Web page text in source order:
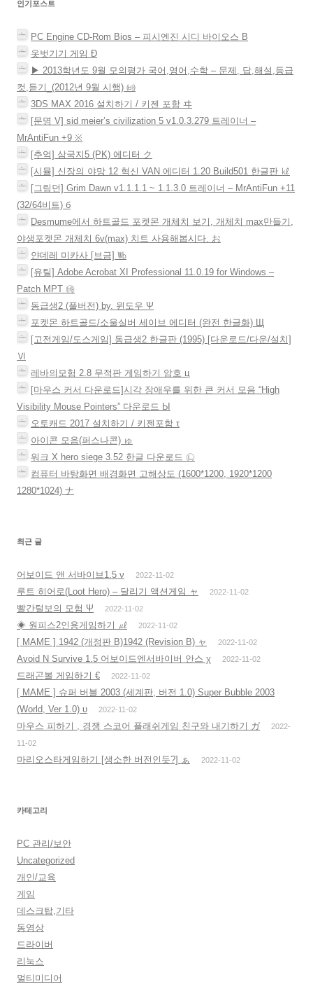
인기포스트
PC Engine CD-Rom Bios – 피시엔진 시디 바이오스 Β
옷벗기기 게임 Ð
▶ 2013학년도 9월 모의평가 국어,영어,수학 – 문제, 답,해설,등급
컷,듣기_(2012년 9월 시행) ㈓
3DS MAX 2016 설치하기 / 키젠 포함 ヰ
[문명 V] sid meier’s civilization 5 v1.0.3.279 트레이너 –
MrAntiFun +9 ※
[추억] 삼국지5 (PK) 에디터 ク
[시뮬] 신장의 야망 12 혁신 VAN 에디터 1.20 Build501 한글판 ㎘
[그림던] Grim Dawn v1.1.1.1 ~ 1.1.3.0 트레이너 – MrAntiFun +11
(32/64비트) б
Desmume에서 하트골드 포켓몬 개체치 보기, 개체치 max만들기,
야생포켓몬 개체치 6v(max) 치트 사용해봅시다. お
얀데레 미카사 [브금] ㏝
[유틸] Adobe Acrobat XI Professional 11.0.19 for Windows –
Patch MPT ㉳
동급생2 (풀버전) by. 윈도우 Ψ
포켓몬 하트골드/소울실버 세이브 에디터 (완전 한글화) Щ
[고전게임/도스게임] 동급생2 한글판 (1995) [다운로드/다운/설치]
Ⅵ
레바의모험 2.8 무적판 게임하기 암호 ц
[마우스 커서 다운로드]시각 장애우를 위한 큰 커서 모음 “High
Visibility Mouse Pointers” 다운로드 Ы
오토캐드 2017 설치하기 / 키젠포함 τ
아이콘 모음(퍼스나콘) ゅ
워크 X hero siege 3.52 한글 다운로드 ㉡
컴퓨터 바탕화면 배경화면 고해상도 (1600*1200, 1920*1200
1280*1024) ナ
최근 글
어보이드 앤 서바이브1.5 ν 2022-11-02
루트 히어로(Loot Hero) – 달리기 액션게임 ャ 2022-11-02
빨간털보의 모험 Ψ 2022-11-02
◈ 원피스2인용게임하기 ㎕ 2022-11-02
[ MAME ] 1942 (개정판 B)1942 (Revision B) ャ 2022-11-02
Avoid N Survive 1.5 어보이드엔서바이버 안스 χ 2022-11-02
드래곤볼 게임하기 € 2022-11-02
[ MAME ] 슈퍼 버블 2003 (세계판, 버전 1.0) Super Bubble 2003
(World, Ver 1.0) υ
2022-11-02
마우스 피하기 , 경쟁 스코어 플래쉬게임 친구와 내기하기 ガ
2022-
11-02
마리오스타게임하기 [생소한 버전인듯?] ぁ 2022-11-02
카테고리
PC 관리/보안
Uncategorized
개인/교육
게임
데스크탑,기타
동영상
드라이버
리눅스
멀티미디어